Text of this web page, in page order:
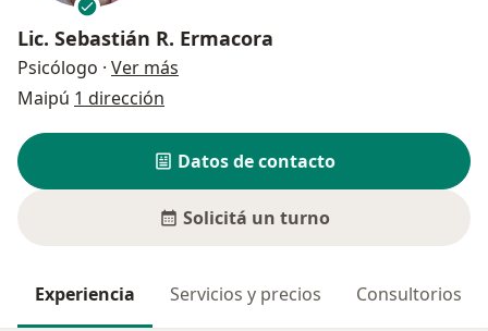
Lic. Sebastián R. Ermacora
Psicólogo · Ver más
Maipú 1 dirección
Datos de contacto
Solicitá un turno
Experiencia Servicios y precios Consultorios